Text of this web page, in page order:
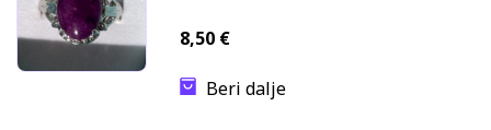
8,50 €
Beri dalje